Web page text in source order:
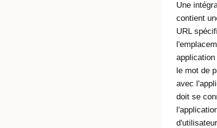
Une
contient
URL
le mot de
avec
doit se